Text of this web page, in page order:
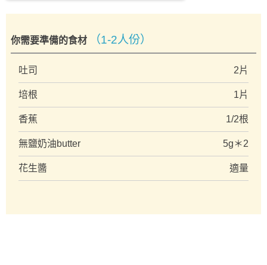
你需要準備的食材 （1-2人份）
吐司 2片
培根 1片
香蕉 1/2根
無鹽奶油butter 5g＊2
花生醬 適量